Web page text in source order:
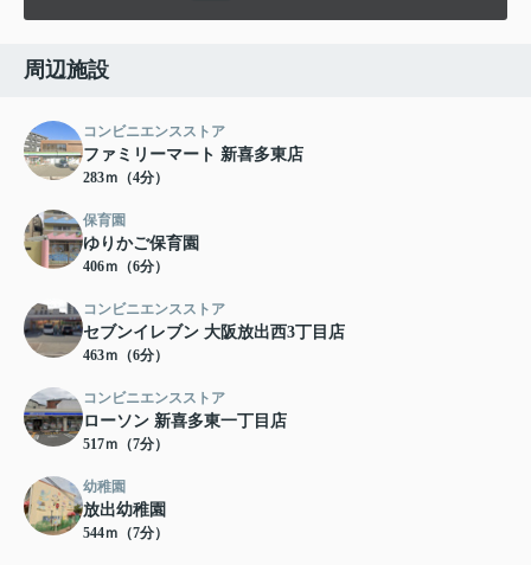
周辺施設
コンビニエンスストア
ファミリーマート 新喜多東店
283ｍ（4分）
保育園
ゆりかご保育園
406ｍ（6分）
コンビニエンスストア
セブンイレブン 大阪放出西3丁目店
463ｍ（6分）
コンビニエンスストア
ローソン 新喜多東一丁目店
517ｍ（7分）
幼稚園
放出幼稚園
544ｍ（7分）